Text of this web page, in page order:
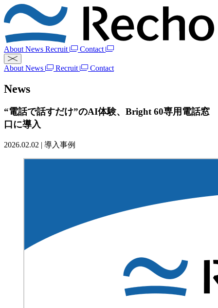
About News Recruit Contact
About News Recruit Contact
News
“電話で話すだけ”のAI体験、Bright 60専用電話窓
口に導入
2026.02.02 | 導入事例